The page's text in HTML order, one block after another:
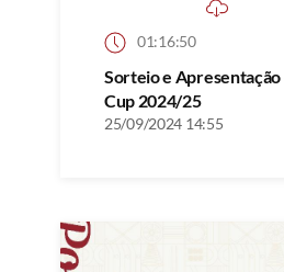
01:16:50
Sorteio e Apresentação
Cup 2024/25
25/09/2024 14:55